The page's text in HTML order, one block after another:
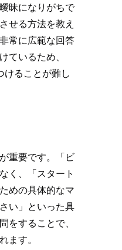
昧になりがちで
せる方法を教え
常に広範な回答
ているため、
ることが難し
重要です。「ビ
く、「スタート
めの具体的なマ
い」といった具
をすることで、
ます。